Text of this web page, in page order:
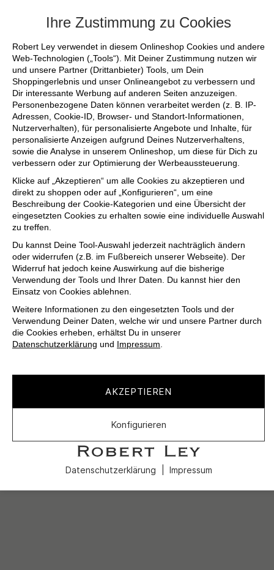
Ihre Zustimmung zu Cookies
Robert Ley verwendet in diesem Onlineshop Cookies und andere
Web-Technologien („Tools“). Mit Deiner Zustimmung nutzen wir
und unsere Partner (Drittanbieter) Tools, um Dein
Shoppingerlebnis und unser Onlineangebot zu verbessern und
Dir interessante Werbung auf anderen Seiten anzuzeigen.
Personenbezogene Daten können verarbeitet werden (z. B. IP-
Adressen, Cookie-ID, Browser- und Standort-Informationen,
Nutzerverhalten), für personalisierte Angebote und Inhalte, für
personalisierte Anzeigen aufgrund Deines Nutzerverhaltens,
sowie die Analyse in unserem Onlineshop, um diese für Dich zu
verbessern oder zur Optimierung der Werbeaussteuerung.
Klicke auf „Akzeptieren“ um alle Cookies zu akzeptieren und
direkt zu shoppen oder auf „Konfigurieren“, um eine
Beschreibung der Cookie-Kategorien und eine Übersicht der
eingesetzten Cookies zu erhalten sowie eine individuelle Auswahl
zu treffen.
Du kannst Deine Tool-Auswahl jederzeit nachträglich ändern
oder widerrufen (z.B. im Fußbereich unserer Webseite). Der
Widerruf hat jedoch keine Auswirkung auf die bisherige
Verwendung der Tools und Ihrer Daten. Du kannst hier den
Einsatz von Cookies ablehnen.
Weitere Informationen zu den eingesetzten Tools und der
Verwendung Deiner Daten, welche wir und unsere Partner durch
die Cookies erheben, erhältst Du in unserer
Datenschutzerklärung und Impressum.
AKZEPTIEREN
Konfigurieren
Datenschutzerklärung Impressum